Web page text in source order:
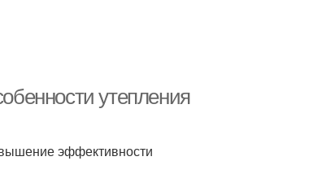
утепления
эффективности